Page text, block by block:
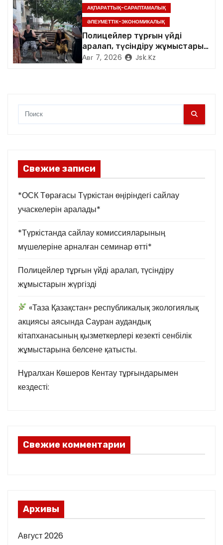
с
я
м
АҚПАРАТТЫҚ-САРАПТАМАЛЫҚ
ӘЛЕУМЕТТІК-ЭКОНОМИКАЛЫҚ
Полицейлер тұрғын үйді
аралап, түсіндіру жұмыстарын
жүргізді
Авг 7, 2026 Jsk.kz
Свежие записи
*ОСК Төрағасы Түркістан өңіріндегі сайлау
учаскелерін аралады*
*Түркістанда сайлау комиссияларының
мүшелеріне арналған семинар өтті*
Полицейлер тұрғын үйді аралап, түсіндіру
жұмыстарын жүргізді
«Таза Қазақстан» республикалық экологиялық
акциясы аясында Сауран аудандық
кітапханасының қызметкерлері кезекті сенбілік
жұмыстарына белсене қатысты.
Нұралхан Көшеров Кентау тұрғындарымен
кездесті:
Свежие комментарии
Архивы
Август 2026